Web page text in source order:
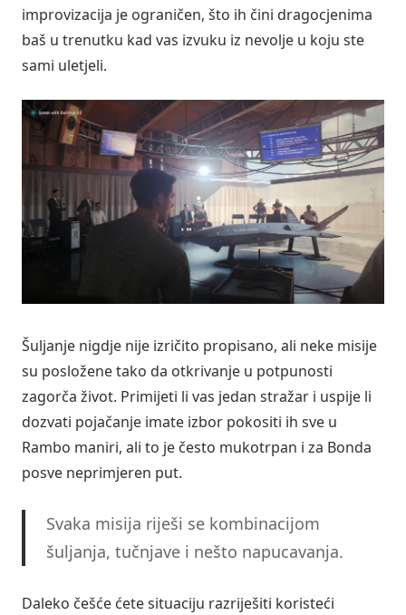
improvizacija je ograničen, što ih čini dragocjenima
baš u trenutku kad vas izvuku iz nevolje u koju ste
sami uletjeli.
Šuljanje nigdje nije izričito propisano, ali neke misije
su posložene tako da otkrivanje u potpunosti
zagorča život. Primijeti li vas jedan stražar i uspije li
dozvati pojačanje imate izbor pokositi ih sve u
Rambo maniri, ali to je često mukotrpan i za Bonda
posve neprimjeren put.
Svaka misija riješi se kombinacijom
šuljanja, tučnjave i nešto napucavanja.
Daleko češće ćete situaciju razriješiti koristeći